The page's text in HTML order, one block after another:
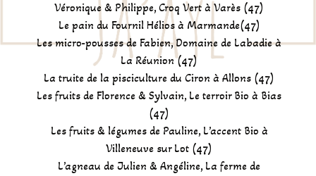
Véronique & Philippe, Croq Vert à Varès (47)
Le pain du Fournil Hélios à Marmande(47)
Les micro-pousses de Fabien, Domaine de Labadie à
La Réunion (47)
La truite de la pisciculture du Ciron à Allons (47)
Les fruits de Florence & Sylvain, Le terroir Bio à Bias
(47)
Les fruits & légumes de Pauline, L’accent Bio à
Villeneuve sur Lot (47)
L’agneau de Julien & Angéline, La ferme de